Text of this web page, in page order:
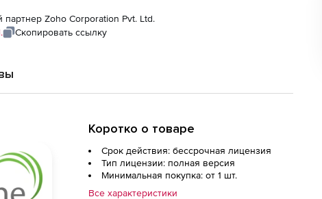
Zoho Corporation Pvt. Ltd.
Скопировать ссылку
Коротко о товаре
Срок действия: бессрочная лицензия
Тип лицензии: полная версия
Минимальная покупка: от 1 шт.
Все характеристики